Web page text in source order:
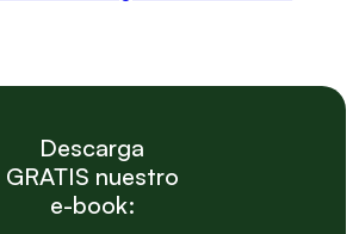
Descarga
GRATIS nuestro
e-book: